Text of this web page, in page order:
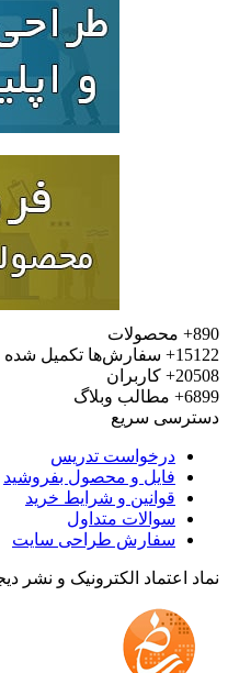
محصولات
سفارش‌ها تکمیل شده
کاربران
مطالب وبلاگ
سریع
درخواست تدریس
فایل و محصول بفروشید
قوانین و شرایط خرید
سوالات متداول
سفارش طراحی سایت
اعتماد الکترونیک و نشر دیجیتال